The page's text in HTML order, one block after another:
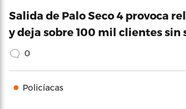
Salida de Palo Seco 4 provoca
y deja sobre 100 mil clientes sin
0
Policíacas